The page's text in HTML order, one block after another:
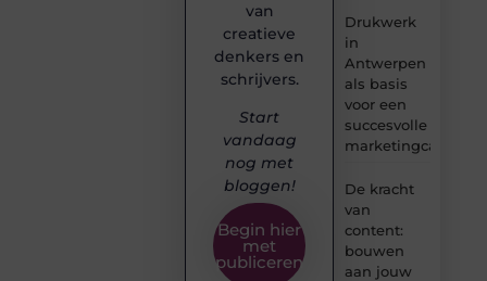
Drukwerk
in
Antwerpen
als basis
voor een
succesvolle
De kracht
van
content:
bouwen
aan jouw
van
creatieve
denkers en
schrijvers.
Start
vandaag
nog met
bloggen!
Begin hier
met
publiceren